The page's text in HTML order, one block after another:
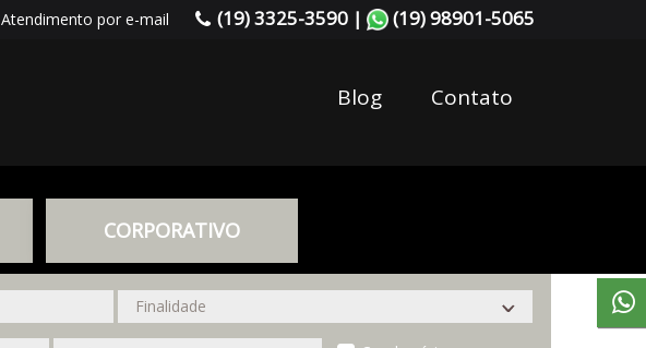
Atendimento por e-mail (19) 3325-3590 | (19) 98901-5065
Blog Contato
CORPORATIVO